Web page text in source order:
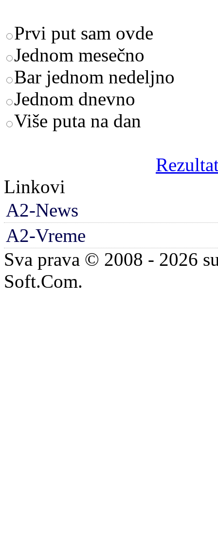
Prvi put sam ovde
Jednom mesečno
Bar jednom nedeljno
Jednom dnevno
Više puta na dan
Linkovi
A2-News
A2-Vreme
Sva prava © 2008 - 2026
Soft.Com.